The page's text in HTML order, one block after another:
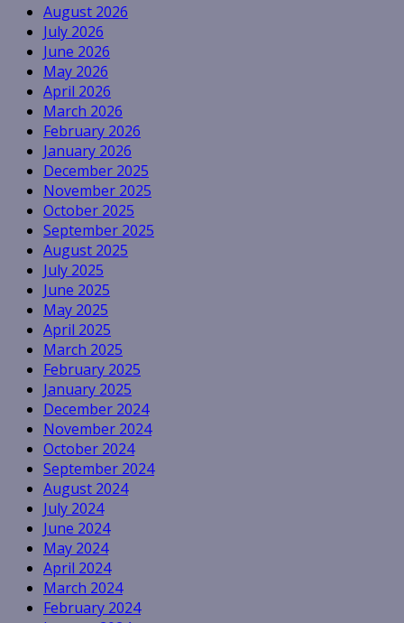
August 2026
July 2026
June 2026
May 2026
April 2026
March 2026
February 2026
January 2026
December 2025
November 2025
October 2025
September 2025
August 2025
July 2025
June 2025
May 2025
April 2025
March 2025
February 2025
January 2025
December 2024
November 2024
October 2024
September 2024
August 2024
July 2024
June 2024
May 2024
April 2024
March 2024
February 2024